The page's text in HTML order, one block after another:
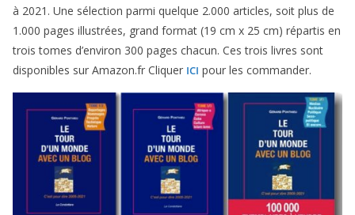
à 2021 . Une sélec­tion par­mi quelque 2.000 articles, soit plus de
1 .000 pages illus­trées, grand for­mat (19 cm x 25 cm) répar­tis en
trois tomes d’environ 300 pages cha­cun. Ces trois livres sont
dis­po­nibles sur Amazon​.fr Cliquer ICI pour les commander.